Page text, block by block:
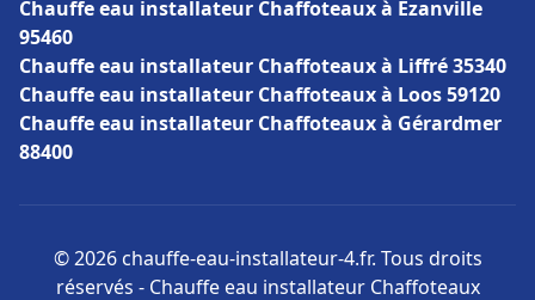
Chauffe eau installateur Chaffoteaux à Ézanville
95460
Chauffe eau installateur Chaffoteaux à Liffré 35340
Chauffe eau installateur Chaffoteaux à Loos 59120
Chauffe eau installateur Chaffoteaux à Gérardmer
88400
© 2026 chauffe-eau-installateur-4.fr. Tous droits
réservés - Chauffe eau installateur Chaffoteaux